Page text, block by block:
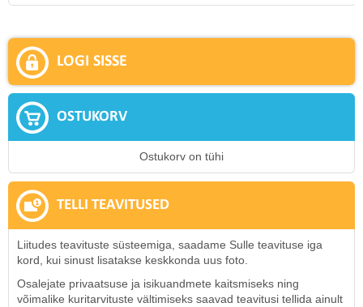
LOGI SISSE
OSTUKORV
Ostukorv on tühi
TELLI TEAVITUSED
Liitudes teavituste süsteemiga, saadame Sulle teavituse iga
kord, kui sinust lisatakse keskkonda uus foto.
Osalejate privaatsuse ja isikuandmete kaitsmiseks ning
võimalike kuritarvituste vältimiseks saavad teavitusi tellida ainult